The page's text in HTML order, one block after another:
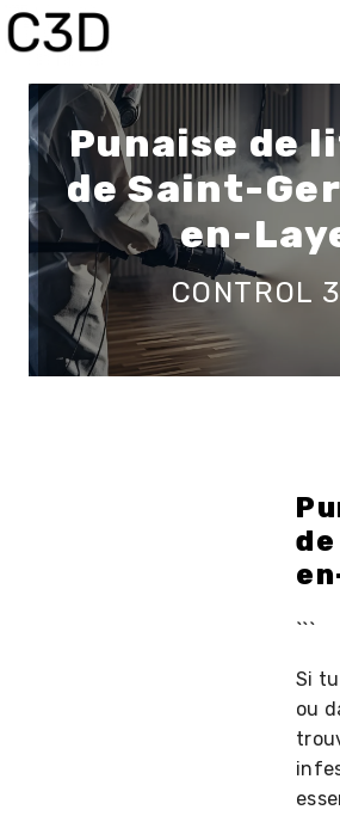
Punaise de
de Saint-
en-
CONTROL
```
Si
ou
Panneau de gestion des cookies